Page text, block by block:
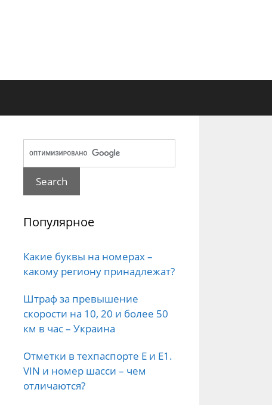
Популярное
Какие буквы на номерах –
какому региону принадлежат?
Штраф за превышение
скорости на 10, 20 и более 50
км в час – Украина
Отметки в техпаспорте E и E1.
VIN и номер шасси – чем
отличаются?